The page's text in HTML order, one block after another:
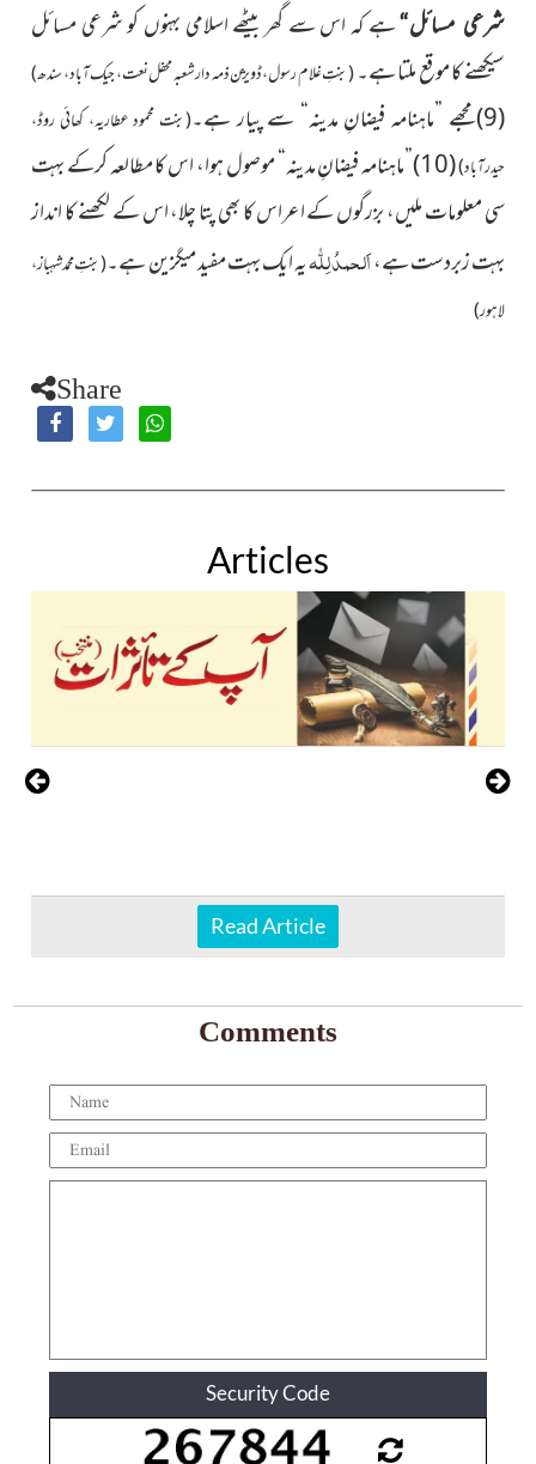
شرعی مسائل“ہے کہ اس سے گھر بیٹھے اسلامی بہنوں کو شرعی مسائل
سیکھنے کا موقع ملتا ہے۔(بنتِ غلام رسول، ڈویژن ذمہ دار شعبہ محفل نعت، جیک آباد، سندھ)
(9)مجھے ”ماہنامہ فیضانِ مدینہ“ سے پیار ہے۔
(بنت محمود عطاریہ، کھائی روڈ،
حیدرآباد)
(10)”ماہنامہ فیضانِ مدینہ“ موصول ہوا، اس کا مطالعہ کرکے بہت
سی معلومات ملیں، بزرگوں کے اعراس کا بھی پتا چلا، اس کے لکھنے کا انداز
بہت زبردست ہے،اَلحمدُ لِلّٰہیہ ایک بہت مفید میگزین ہے۔(بنتِ محمد شہباز،
لاہور)
Share
Articles
Read Article
Comments
Security Code